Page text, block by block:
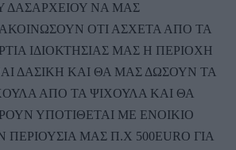
ΔΑΣΑΡΧΕΙΟΥ ΝΑ ΜΑΣ
ΟΤΙ ΑΣΧΕΤΑ ΑΠΟ ΤΑ
ΙΔΙΟΚΤΗΣΙΑΣ ΜΑΣ Η ΠΕΡΙΟΧΗ
ΔΑΣΙΚΗ ΚΑΙ ΘΑ ΜΑΣ ΔΩΣΟΥΝ ΤΑ
ΑΠΟ ΤΑ ΨΙΧΟΥΛΑ ΚΑΙ ΘΑ
ΥΠΟΤΙΘΕΤΑΙ ΜΕ ΕΝΟΙΚΙΟ
ΠΕΡΙΟΥΣΙΑ ΜΑΣ Π.Χ 500EURO ΓΙΑ